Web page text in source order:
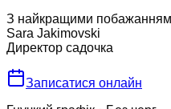
З найкращими
Sara Jakimovski
Директор садочка
Записатися онлайн